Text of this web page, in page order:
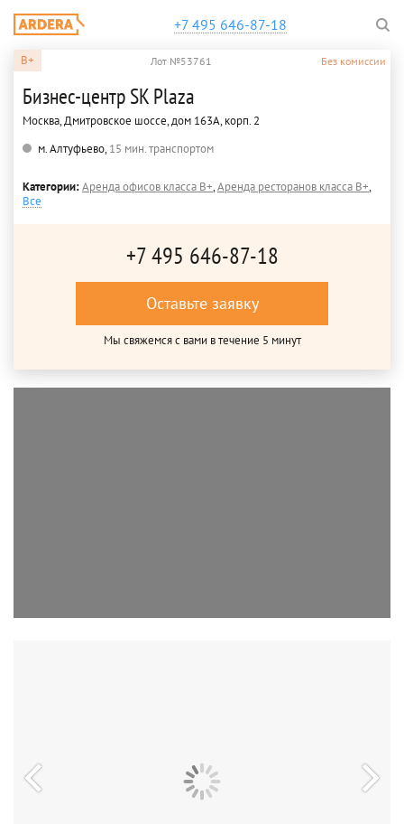
+7 495 646-87-18
B+ Лот №53761 Без комиссии
Бизнес-центр SK Plaza
Москва, Дмитровское шоссе, дом 163А, корп. 2
м. Алтуфьево,15 мин. транспортом
Категории:Аренда офисов класса B+,Аренда ресторанов класса B+,
Все
+7 495 646-87-18
Оставьте заявку
Мы свяжемся с вами в течение 5 минут